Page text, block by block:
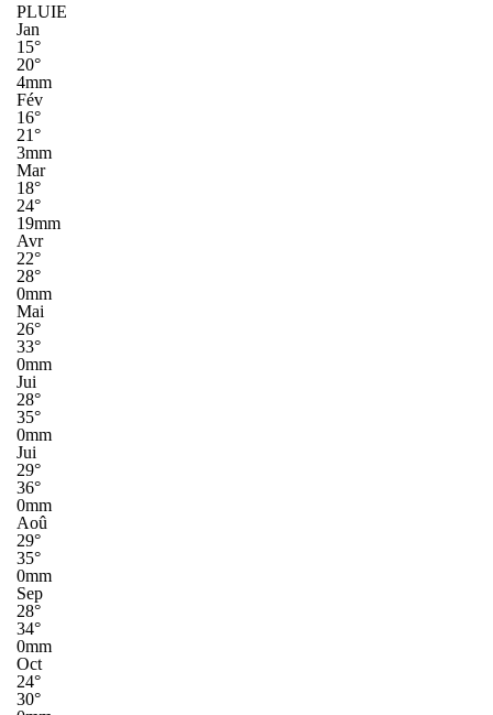
PLUIE
Jan
15°
20°
4mm
Fév
16°
21°
3mm
Mar
18°
24°
19mm
Avr
22°
28°
0mm
Mai
26°
33°
0mm
Jui
28°
35°
0mm
Jui
29°
36°
0mm
Aoû
29°
35°
0mm
Sep
28°
34°
0mm
Oct
24°
30°